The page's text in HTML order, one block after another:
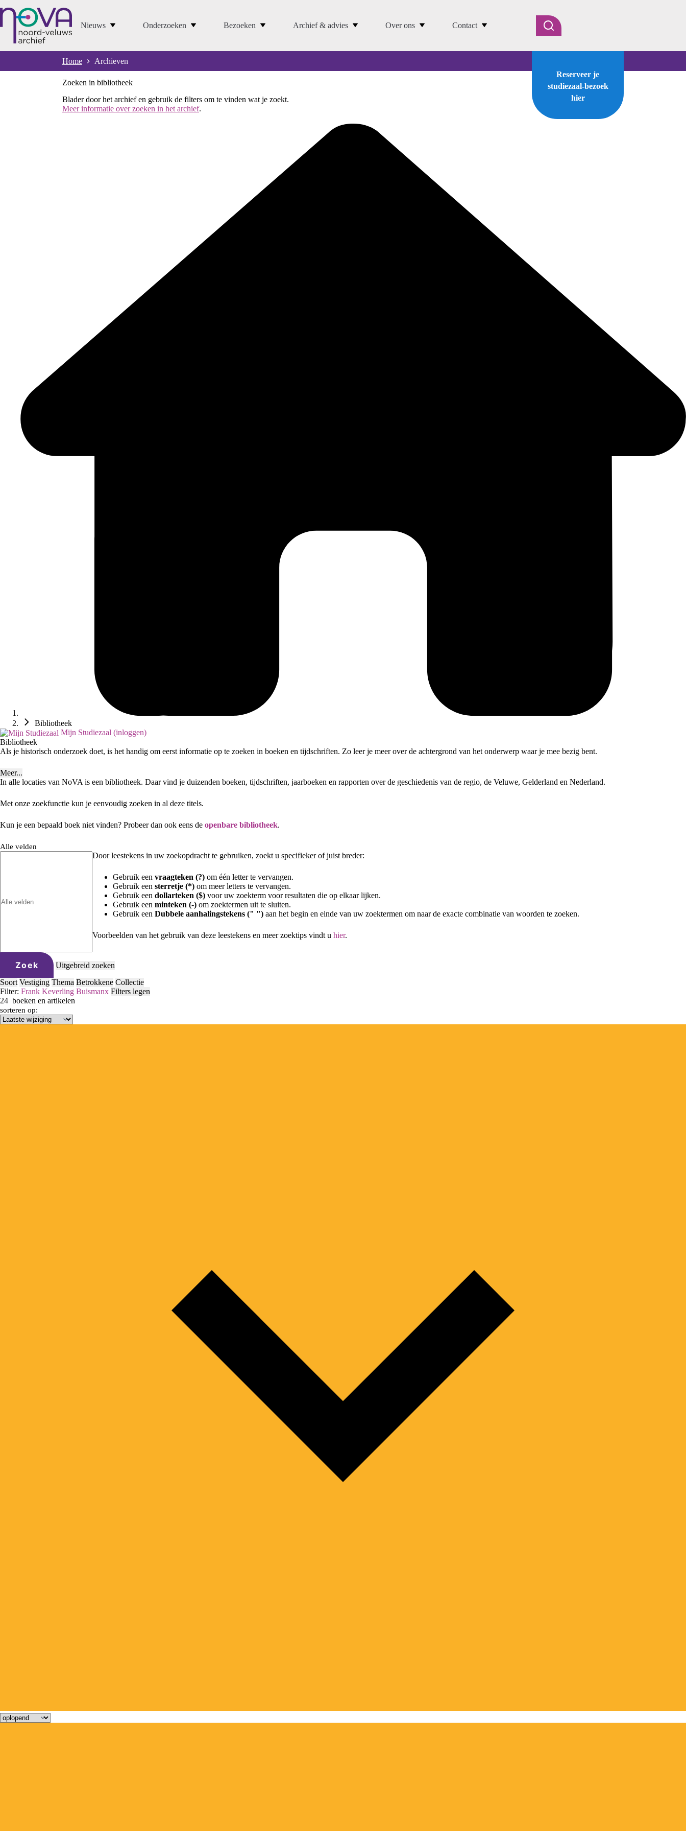
naar
inhoud
Nieuws Onderzoeken Bezoeken Archief & advies Over ons Contact
Home
Archieven
Reserveer je
studiezaal-bezoek
hier
Zoeken in bibliotheek
Blader door het archief en gebruik de filters om te vinden wat je zoekt.
Meer informatie over zoeken in het archief.
Bibliotheek
Mijn Studiezaal (inloggen)
Bibliotheek
Als je historisch onderzoek doet, is het handig om eerst informatie op te zoeken in boeken en tijdschriften. Zo leer je meer over de achtergrond van het onderwerp waar je mee bezig bent.
Meer...
In alle locaties van NoVA is een bibliotheek. Daar vind je duizenden boeken, tijdschriften, jaarboeken en rapporten over de geschiedenis van de regio, de Veluwe, Gelderland en Nederland.
Met onze zoekfunctie kun je eenvoudig zoeken in al deze titels.
Kun je een bepaald boek niet vinden? Probeer dan ook eens de openbare bibliotheek.
Alle velden
Door leestekens in uw zoekopdracht te gebruiken, zoekt u specifieker of juist breder:
Gebruik een vraagteken (?) om één letter te vervangen.
Gebruik een sterretje (*) om meer letters te vervangen.
Gebruik een dollarteken ($) voor uw zoekterm voor resultaten die op elkaar lijken.
Gebruik een minteken (-) om zoektermen uit te sluiten.
Gebruik een Dubbele aanhalingstekens (" ") aan het begin en einde van uw zoektermen om naar de exacte combinatie van woorden te zoeken.
Voorbeelden van het gebruik van deze leestekens en meer zoektips vindt u hier.
Zoek
Uitgebreid zoeken
Soort Vestiging Thema Betrokkene Collectie
Filter: Frank Keverling Buismanx Filters legen
24 boeken en artikelen
sorteren op: